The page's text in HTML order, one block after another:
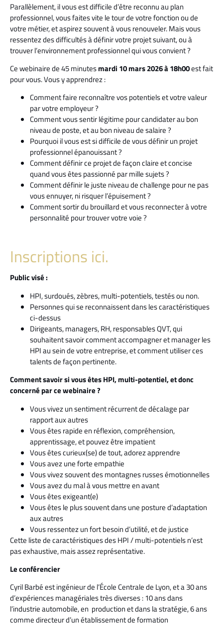
Parallèlement, il vous est difficile d’être reconnu au plan
professionnel, vous faites vite le tour de votre fonction ou de
votre métier, et aspirez souvent à vous renouveler. Mais vous
ressentez des difficultés à définir votre projet suivant, ou à
trouver l’environnement professionnel qui vous convient ?
Ce webinaire de 45 minutesmardi 10 mars 2026 à 18h00est fait
pour vous. Vous y apprendrez :
Comment faire reconnaître vos potentiels et votre valeur
par votre employeur ?
Comment vous sentir légitime pour candidater au bon
niveau de poste, et au bon niveau de salaire ?
Pourquoi il vous est si difficile de vous définir un projet
professionnel épanouissant ?
Comment définir ce projet de façon claire et concise
quand vous êtes passionné par mille sujets ?
Comment définir le juste niveau de challenge pour ne pas
vous ennuyer, ni risquer l’épuisement ?
Comment sortir du brouillard et vous reconnecter à votre
personnalité pour trouver votre voie ?
Inscriptions ici.
Public visé :
HPI, surdoués, zèbres, multi-potentiels, testés ou non.
Personnes qui se reconnaissent dans les caractéristiques
ci-dessus
Dirigeants, managers, RH, responsables QVT, qui
souhaitent savoir comment accompagner et manager les
HPI au sein de votre entreprise, et comment utiliser ces
talents de façon pertinente.
Comment savoir si vous êtes HPI, multi-potentiel, et donc
concerné par ce webinaire ?
Vous vivez un sentiment récurrent de décalage par
rapport aux autres
Vous êtes rapide en réflexion, compréhension,
apprentissage, et pouvez être impatient
Vous êtes curieux(se) de tout, adorez apprendre
Vous avez une forte empathie
Vous vivez souvent des montagnes russes émotionnelles
Vous avez du mal à vous mettre en avant
Vous êtes exigeant(e)
Vous êtes le plus souvent dans une posture d’adaptation
aux autres
Vous ressentez un fort besoin d’utilité, et de justice
Cette liste de caractéristiques des HPI / multi-potentiels n’est
pas exhaustive, mais assez représentative.
Le conférencier
Cyril Barbé est ingénieur de l’École Centrale de Lyon, et a 30 ans
d’expériences managériales très diverses : 10 ans dans
l’industrie automobile, en production et dans la stratégie, 6 ans
comme directeur d’un établissement de formation